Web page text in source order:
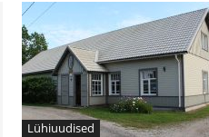
Lühiuudised